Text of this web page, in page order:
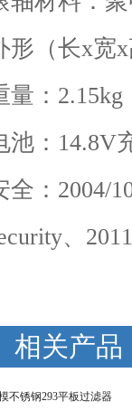
形（长x宽x
量：2.15kg
池：14.8V
全：2004/
、
相关产品
不锈钢293平板过滤器